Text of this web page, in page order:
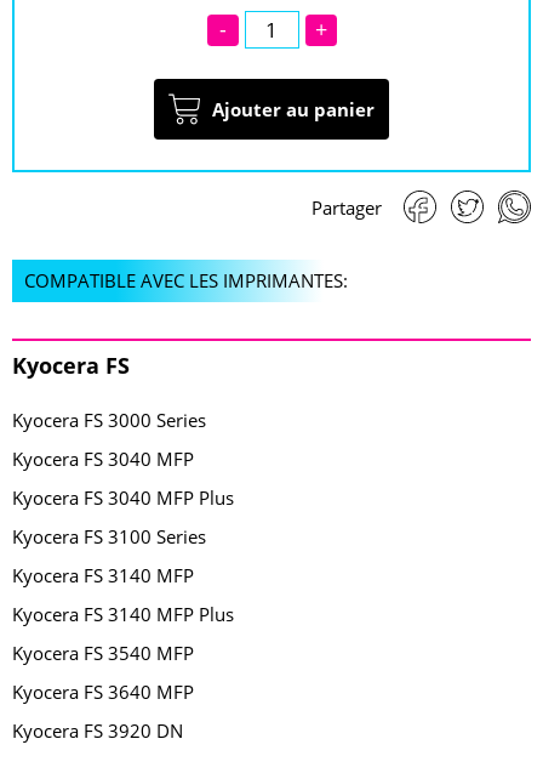
- +
Ajouter au panier
Partager
COMPATIBLE AVEC LES IMPRIMANTES:
Kyocera FS
Kyocera FS 3000 Series
Kyocera FS 3040 MFP
Kyocera FS 3040 MFP Plus
Kyocera FS 3100 Series
Kyocera FS 3140 MFP
Kyocera FS 3140 MFP Plus
Kyocera FS 3540 MFP
Kyocera FS 3640 MFP
Kyocera FS 3920 DN